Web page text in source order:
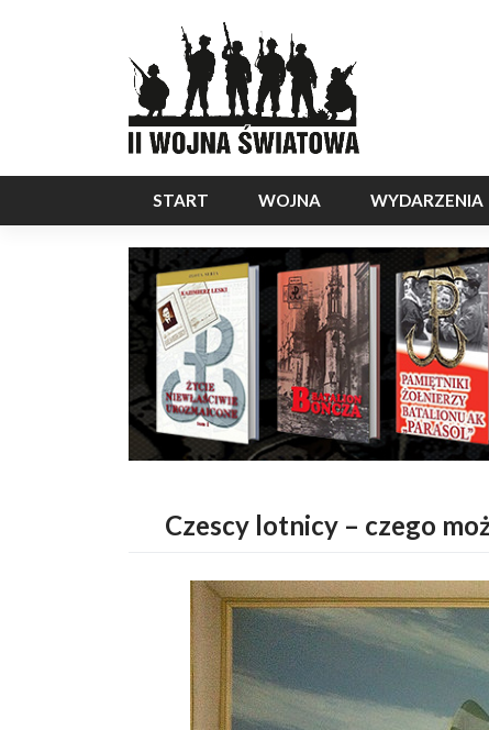
START WOJNA WYDARZENIA
Czescy lotnicy – czego